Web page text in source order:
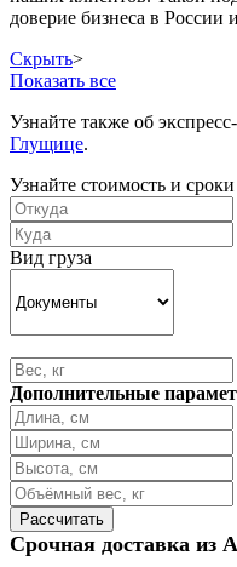
доверие бизнеса в России
Скрыть>
Показать все
Узнайте также об
Глущице.
Узнайте стоимость и
Вид груза
Дополнительные
Срочная доставка из